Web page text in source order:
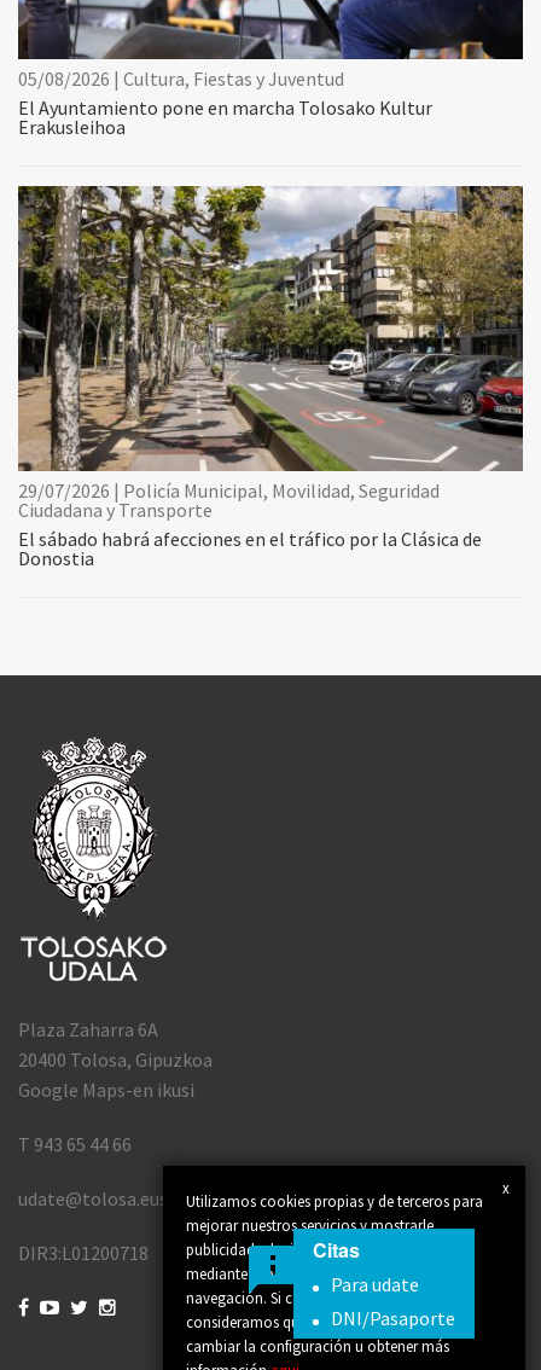
Citas
Para udate
DNI/Pasaporte
05/08/2026 | Cultura, Fiestas y Juventud
El Ayuntamiento pone en marcha Tolosako Kultur
Erakusleihoa
29/07/2026 | Policía Municipal, Movilidad, Seguridad
Ciudadana y Transporte
El sábado habrá afecciones en el tráfico por la Clásica de
Donostia
x
Utilizamos cookies propias y de terceros para
mejorar nuestros servicios y mostrarle
publicidad relacionada con sus preferencias
mediante el análisis de sus hábitos de
navegación. Si continúa navegando,
consideramos que acepta su uso. Puede
cambiar la configuración u obtener más
Plaza Zaharra 6A
20400 Tolosa, Gipuzkoa
Google Maps-en ikusi
T 943 65 44 66
udate@tolosa.eus
DIR3:L01200718
   